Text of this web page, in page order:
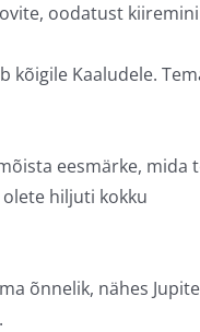
oodatust
kõigile Kaaludele.
eesmärke, mida
hiljuti kokku
õnnelik, nähes